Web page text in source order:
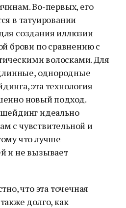
Во-первых, его
в татуировании
создания иллюзии
брови по сравнению с
волосками. Для
однородные
эта технология
новый подход.
идеально
с чувствительной и
что лучше
и не вызывает
что эта точечная
долго, как